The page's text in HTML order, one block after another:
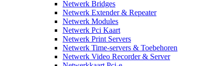
Netwerk Bridges
Netwerk Extender & Repeater
Netwerk Modules
Netwerk Pci Kaart
Netwerk Print Servers
Netwerk Time-servers & Toebehoren
Netwerk Video Recorder & Server